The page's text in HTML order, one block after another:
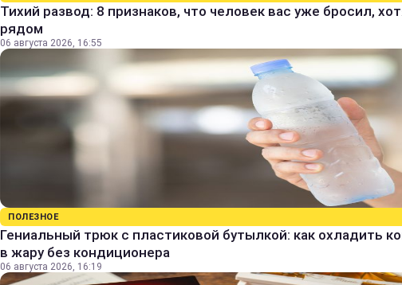
Тихий развод: 8 признаков, что человек вас уже бросил,
рядом
06 августа 2026, 16:55
ПОЛЕЗНОЕ
Гениальный трюк с пластиковой бутылкой: как охладить
в жару без кондиционера
06 августа 2026, 16:19